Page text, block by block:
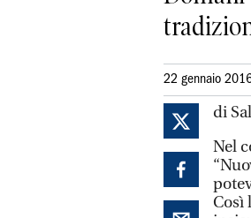
22 gennaio
di
Nel
Così